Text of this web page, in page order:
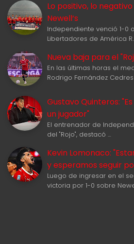
Lo positivo, lo
Newell‘s
Independiente venció 1-0
Libertadores de América
Nueva baja para el
En las últimas horas el
Rodrigo Fernández
Gustavo Quinteros:
un jugador"
El entrenador de
del "Rojo", destacó …
Kevin Lomonaco:
y esperamos seguir
Luego de ingresar en el
victoria por 1-0 sobre